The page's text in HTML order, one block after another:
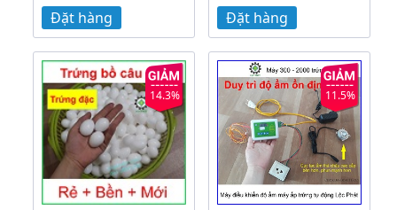
Đặt hàng Đặt hàng
14.3% 11.5%